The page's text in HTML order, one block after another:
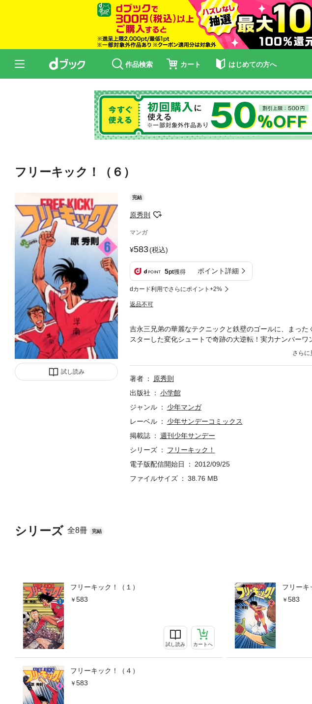
作品検索 カート はじめての方へ
フリーキック！（６）
試し読み
完結
原秀則
マンガ
583(税込)
5pt獲得 ポイント詳細
dカード利用でさらにポイント+2%
返品不可
シリーズ 全8冊 完結
フリーキック！（１）
583
試し読み カートへ
フリーキ
583
フリーキック！（４）
583
吉永三兄弟の華麗なテクニックと鉄壁のゴールに、まっ
スターした変化シュートで奇跡の大逆転！実力ナンバー
著者
原秀則
出版社
小学館
ジャンル
少年マンガ
レーベル
少年サンデーコミックス
掲載誌
週刊少年サンデー
シリーズ
フリーキック！
電子版配信開始日
2012/09/25
ファイルサイズ
38.76 MB